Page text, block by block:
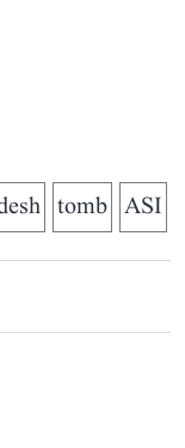
ASI
tomb